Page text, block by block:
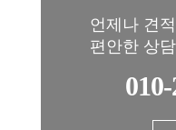
언제나 견
편안한 상